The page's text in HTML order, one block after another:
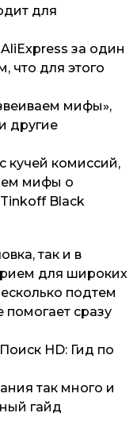
для
за один
что для этого
мифы»,
другие
кучей комиссий,
мифы о
Black
так и в
для широких
подтем
помогает сразу
HD: Гид по
так много и
гайд